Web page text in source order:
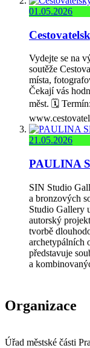
01.05.2026
Vydejte se na
soutěže
místa,
Čekají vás
měst. 🗓️
21.05.2026
PAULINA
SIN Studio
a bronzových
Studio Gallery
autorský
tvorbě
archetypálních
představuje
a
Organizace
Úřad městské části